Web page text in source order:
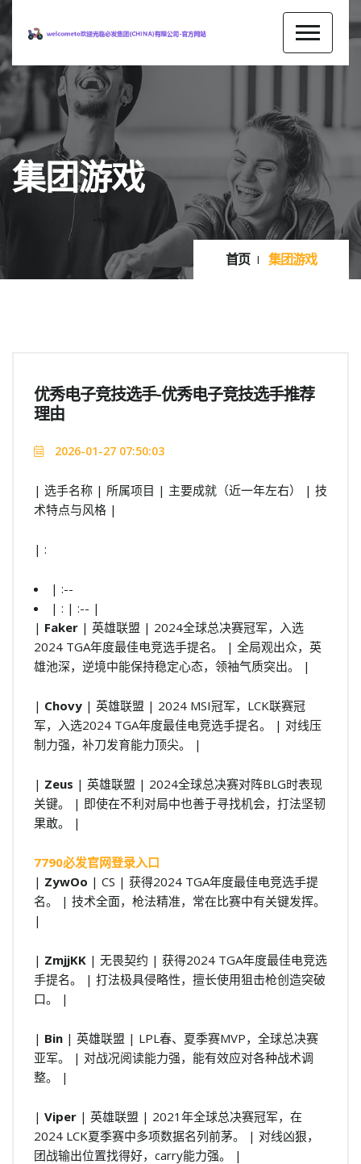
集团游戏
首页 集团游戏
优秀电子竞技选手-优秀电子竞技选手推荐
理由
2026-01-27 07:50:03
| 选手名称 | 所属项目 | 主要成就（近一年左右） | 技
术特点与风格 |
| :
| :--
| : | :-- |
| Faker | 英雄联盟 | 2024全球总决赛冠军，入选
2024 TGA年度最佳电竞选手提名。 | 全局观出众，英
雄池深，逆境中能保持稳定心态，领袖气质突出。 |
| Chovy | 英雄联盟 | 2024 MSI冠军，LCK联赛冠
军，入选2024 TGA年度最佳电竞选手提名。 | 对线压
制力强，补刀发育能力顶尖。 |
| Zeus | 英雄联盟 | 2024全球总决赛对阵BLG时表现
关键。 | 即使在不利对局中也善于寻找机会，打法坚韧
果敢。 |
7790必发官网登录入口
| ZywOo | CS | 获得2024 TGA年度最佳电竞选手提
名。 | 技术全面，枪法精准，常在比赛中有关键发挥。
|
| ZmjjKK | 无畏契约 | 获得2024 TGA年度最佳电竞选
手提名。 | 打法极具侵略性，擅长使用狙击枪创造突破
口。 |
| Bin | 英雄联盟 | LPL春、夏季赛MVP，全球总决赛
亚军。 | 对战况阅读能力强，能有效应对各种战术调
整。 |
| Viper | 英雄联盟 | 2021年全球总决赛冠军，在
2024 LCK夏季赛中多项数据名列前茅。 | 对线凶狠，
团战输出位置找得好，carry能力强。 |